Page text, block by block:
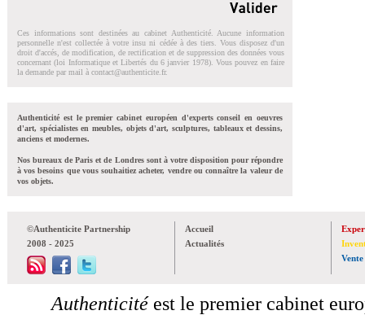
Ces informations sont destinées au cabinet Authenticité. Aucune information
personnelle n'est collectée à votre insu ni cédée à des tiers. Vous disposez d'un
droit d'accés, de modification, de rectification et de suppression des données vous
concernant (loi Informatique et Libertés du 6 janvier 1978). Vous pouvez en faire
la demande par mail à contact@authenticite.fr.
Authenticité est le premier cabinet européen d'experts conseil en oeuvres
d'art, spécialistes en meubles, objets d'art, sculptures, tableaux et dessins,
anciens et modernes.
Nos bureaux de Paris et de Londres sont à votre disposition pour répondre
à vos besoins que vous souhaitiez acheter, vendre ou connaître la valeur de
vos objets.
©Authenticite Partnership
2008 - 2025
Accueil
Actualités
Vente
Authenticitéest le premier cabinet